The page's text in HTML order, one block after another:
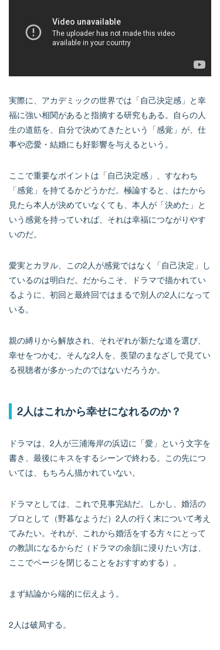
実際に、アカデミックの世界では「自己決定感」と幸
福に強い相関があると指摘する研究もある。自らの人
生の道筋を、自分で決めてきたという「感覚」が、仕
事や恋愛・結婚にも好影響を与えるという。
ここで重要なポイントは「自己決定感」、すなわち
「感覚」を持てるかどうかだ。極論すると、はたから
見たら本人が決めていなくても、本人が「決めた」と
いう感覚を持っていれば、それは幸福につながりやす
いのだ。
愛実とカヲル、この2人が感覚ではなく「自己決定」し
ているのは明白だ。だからこそ、ドラマで描かれてい
るように、初回と最終回ではまるで別人の2人になって
いる。
親の縛りから解放され、それぞれが新たな道を選び、
幸せをつかむ。そんな2人を、羨望のまなざしで見てい
る視聴者が多かったのではないだろうか。
2人はこれから幸せになれるのか？
ドラマは、2人が三浦海岸の浜辺に「愛」という文字を
書き、最後にキスをするシーンで終わる。この先につ
いては、もちろん描かれていない。
ドラマとしては、これで見事完結だ。しかし、婚活の
プロとして（野暮なようだ）2人の行く末について考え
てみたい。それが、これから婚活をする方々にとって
の教訓になるからだ（ドラマの余韻に浸りたい方は、
ここでページを閉じることをおすすめする）。
まず結論から端的に伝えよう。
2人は破局する。